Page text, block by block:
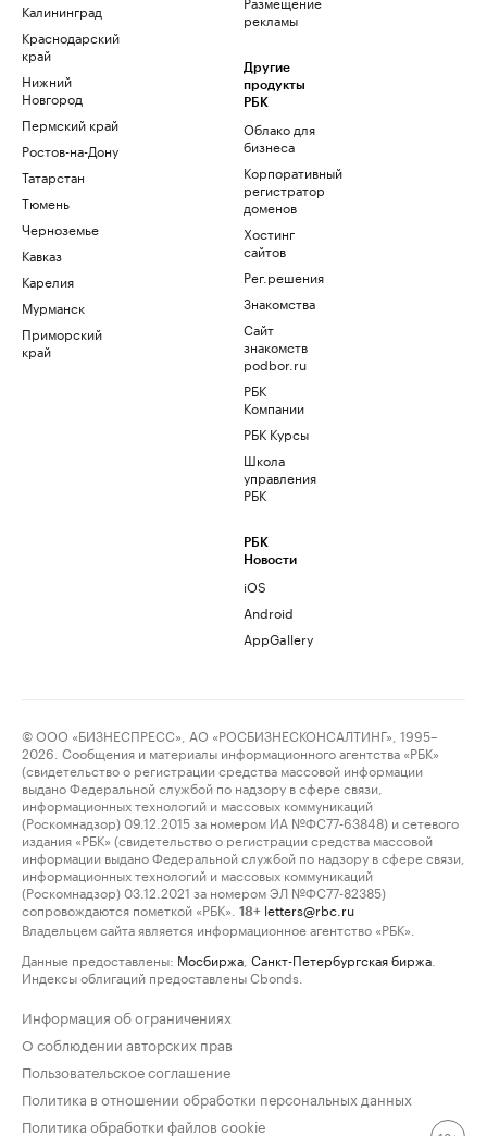
Калининград
Краснодарский
край
Нижний
Новгород
Пермский край
Ростов-на-Дону
Татарстан
Тюмень
Черноземье
Кавказ
Карелия
Мурманск
Приморский
край
рекламы
Другие
продукты
РБК
Облако для
бизнеса
Корпоративный
регистратор
доменов
Хостинг
сайтов
Рег.решения
Знакомства
Сайт
знакомств
podbor.ru
РБК
Компании
РБК Курсы
Школа
управления
РБК
РБК
Новости
iOS
Android
AppGallery
© ООО «БИЗНЕСПРЕСС», АО «РОСБИЗНЕСКОНСАЛТИНГ», 1995–
2026. Сообщения и материалы информационного агентства «РБК»
(свидетельство о регистрации средства массовой информации
выдано Федеральной службой по надзору в сфере связи,
информационных технологий и массовых коммуникаций
(Роскомнадзор) 09.12.2015 за номером ИА №ФС77-63848) и сетевого
издания «РБК» (свидетельство о регистрации средства массовой
информации выдано Федеральной службой по надзору в сфере связи,
информационных технологий и массовых коммуникаций
(Роскомнадзор) 03.12.2021 за номером ЭЛ №ФС77-82385)
сопровождаются пометкой «РБК».
18+ letters@rbc.ru
Владельцем сайта является информационное агентство «РБК».
Данные предоставлены: Мосбиржа Санкт-Петербургская биржа
Индексы облигаций предоставлены Cbonds.
Информация об ограничениях
О соблюдении авторских прав
Пользовательское соглашение
Политика в отношении обработки персональных данных
Политика обработки файлов cookie